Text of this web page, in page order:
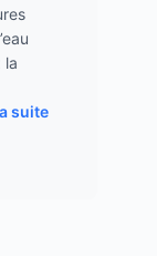
la
suite